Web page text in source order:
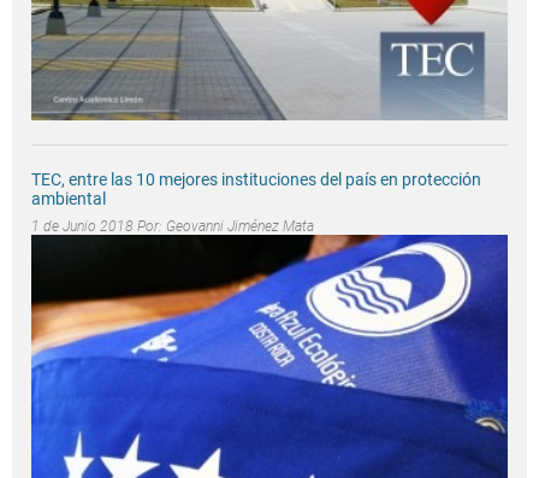
TEC, entre las 10 mejores instituciones del país en protección
ambiental
1 de Junio 2018 Por: Geovanni Jiménez Mata